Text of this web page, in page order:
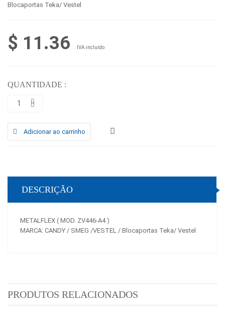
Blocaportas Teka/ Vestel
$ 11.36 IVA incluído
QUANTIDADE :
Adicionar ao carrinho
DESCRIÇÃO
METALFLEX ( MOD. ZV446-A4 )
MARCA: CANDY / SMEG /VESTEL / Blocaportas Teka/ Vestel
PRODUTOS RELACIONADOS